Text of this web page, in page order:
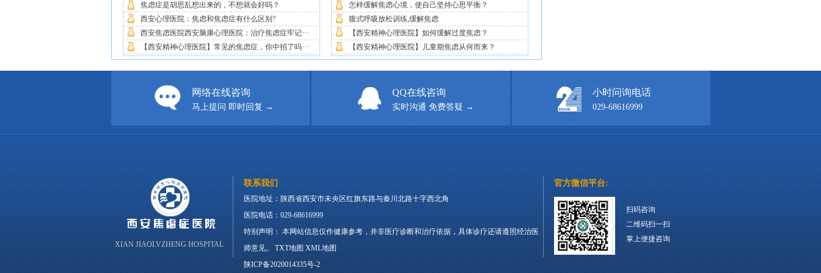
焦虑症是胡思乱想出来的，不想就会好吗？
西安心理医院：焦虑和焦虑症有什么区别?
西安焦虑医院西安脑康心理医院：治疗焦虑症牢记···
【西安精神心理医院】常见的焦虑症，你中招了吗···
怎样缓解焦虑心境，使自己坚持心思平衡？
腹式呼吸放松训练,缓解焦虑
【西安精神心理医院】如何缓解过度焦虑？
【西安精神心理医院】儿童期焦虑从何而来？
网络在线咨询
马上提问 即时回复 →
QQ在线咨询
实时沟通 免费答疑 →
小时问询电话
029-68616999
XIAN JIAOLVZHENG HOSPITAL
联系我们
医院地址：陕西省西安市未央区红旗东路与秦川北路十字西北角
医院电话：029-68616999
特别声明： 本网站信息仅作健康参考，并非医疗诊断和治疗依据，具体诊疗还请遵照经治医
师意见。 TXT地图 XML地图
陕ICP备2020014335号-2
官方微信平台:
扫码咨询
二维码扫一扫
掌上便捷咨询